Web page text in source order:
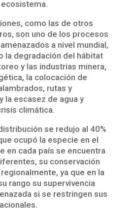
como las de otros
son uno de los procesos
a nivel mundial,
la degradación del hábitat
y las industrias minera,
la colocación de
rutas y
la escasez de agua y
climática.
se redujo al 40%
ocupó la especie en el
en cada país se encuentra
su conservación
ya que en la
rango su supervivencia
si se restringen sus